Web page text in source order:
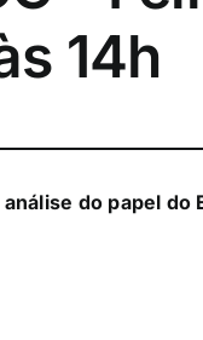
14h
do papel do